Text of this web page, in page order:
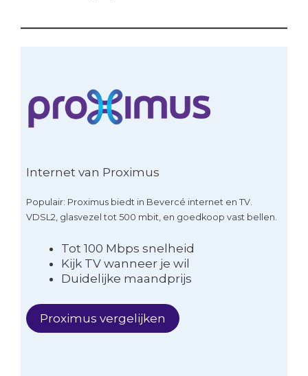
Internet van Proximus
Populair: Proximus biedt in Bevercé internet en TV.
VDSL2, glasvezel tot 500 mbit, en goedkoop vast bellen.
Tot 100 Mbps snelheid
Kijk TV wanneer je wil
Duidelijke maandprijs
Proximus vergelijken